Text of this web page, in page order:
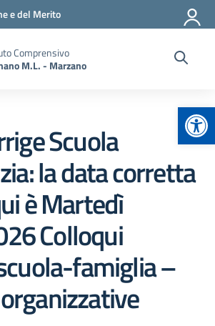
e del Merito
Comprensivo
M.L. - Marzano
Scuola
la data corretta
è Martedì
Colloqui
famiglia –